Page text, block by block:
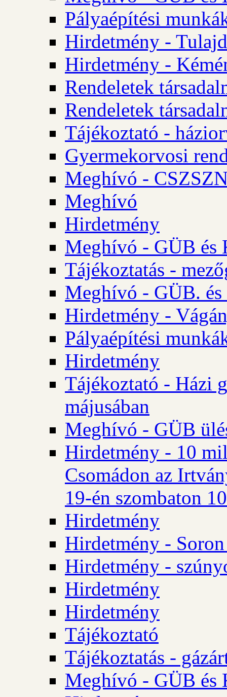
Pályaépítési
Hirdetmény -
Hirdetmény -
Rendeletek
Rendeletek
Tájékoztató -
Gyermekorvosi
Meghívó -
Meghívó
Hirdetmény
Meghívó - GÜB és
Tájékoztatás -
Meghívó - GÜB.
Hirdetmény -
Pályaépítési
Hirdetmény
Tájékoztató - Házi
májusában
Meghívó - GÜB
Hirdetmény - 10
Csomádon az
19-én szombaton
Hirdetmény
Hirdetmény -
Hirdetmény -
Hirdetmény
Hirdetmény
Tájékoztató
Tájékoztatás -
Meghívó - GÜB és